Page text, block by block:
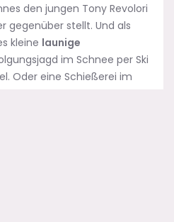
den jungen Tony Revolori
gegenüber stellt. Und als
kleine launige
im Schnee per Ski
Oder eine Schießerei im